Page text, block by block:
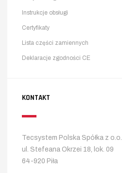
Instrukcje obsługi
Certyfikaty
Lista części zamiennych
Deklaracje zgodności CE
KONTAKT
Tecsystem Polska Spółka z o.o.
ul. Stefeana Okrzei 18, lok. 09
64-920 Piła